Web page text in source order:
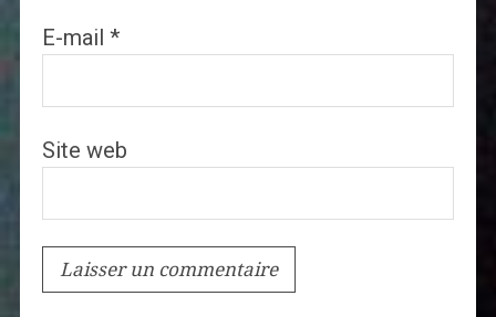
E-mail *
Site web